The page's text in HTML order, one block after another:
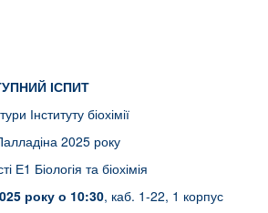
ІСПИТ
Інституту біохімії
2025 року
Е1 Біологія та біохімія
року о 10:30, каб. 1-22, 1 корпус